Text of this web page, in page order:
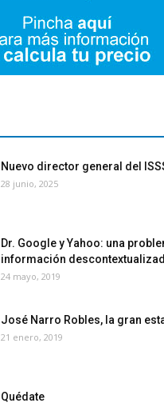
Nuevo director general del
28 junio, 2025
Dr. Google y Yahoo: una
información
24 mayo, 2019
José Narro Robles, la gran
21 enero, 2019
Quédate